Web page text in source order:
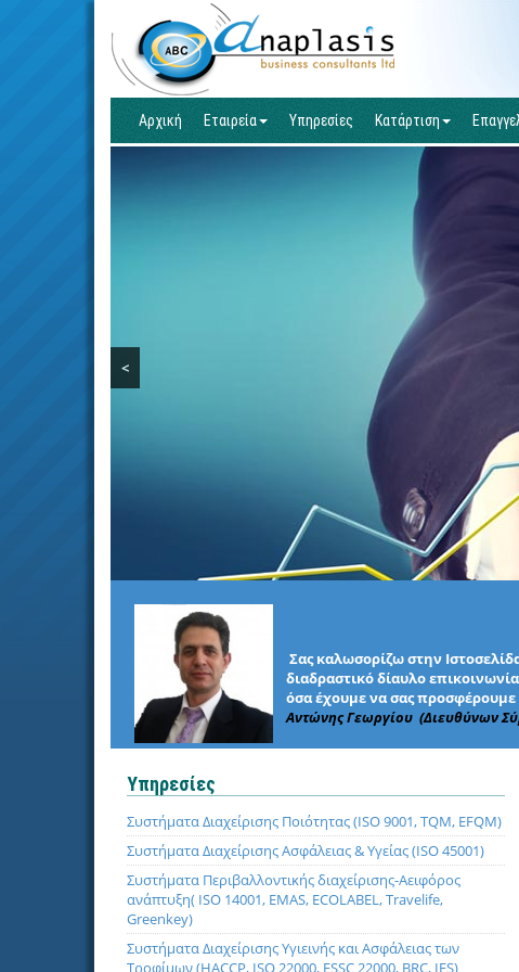
Αρχική Εταιρεία Υπηρεσίες Κατάρτιση
<
Σας καλωσορίζω στην
διαδραστικό δίαυλο
όσα έχουμε να σας προσφέρουμε
Αντώνης Γεωργίου (Διευθύνων
Υπηρεσίες
Συστήματα Διαχείρισης Ποιότητας (ISO 9001, TQM, EFQM)
Συστήματα Διαχείρισης Ασφάλειας & Υγείας (ISO 45001)
Συστήματα Περιβαλλοντικής διαχείρισης-Αειφόρος
ανάπτυξη( ISO 14001, EMAS, ECOLABEL, Travelife,
Greenkey)
Συστήματα Διαχείρισης Υγιεινής και Ασφάλειας των
Τροφίμων (HACCP, ISO 22000, FSSC 22000, BRC, IFS)